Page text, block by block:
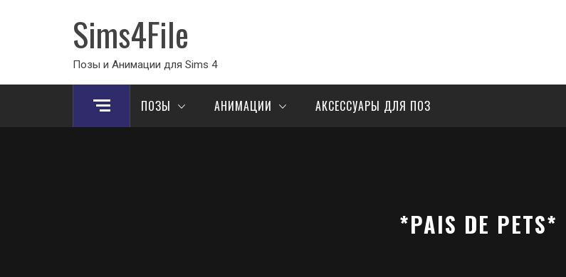
Sims4File
Позы и Анимации для Sims 4
ПОЗЫ АНИМАЦИИ АКСЕССУАРЫ ДЛЯ ПОЗ
*PAIS DE PETS*